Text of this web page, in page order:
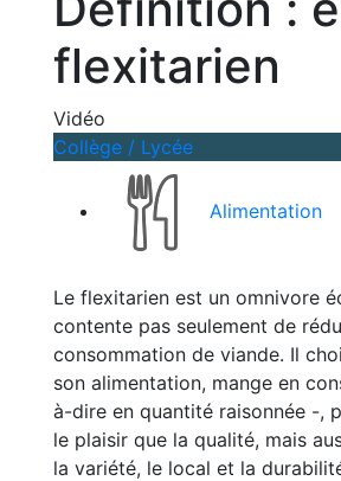
flexitarien
Vidéo
Collège / Lycée
Alimentation
Le flexitarien est un omnivore
contente pas seulement de
consommation de viande. Il
son alimentation, mange en
à-dire en quantité raisonnée -,
le plaisir que la qualité, mais
la variété, le local et la